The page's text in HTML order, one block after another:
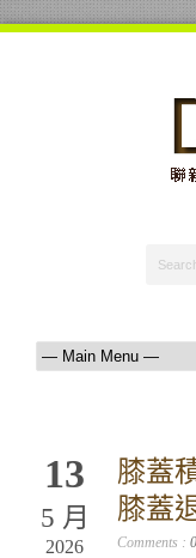
13
5 月
2026
膝蓋
膝蓋
Comments : 0